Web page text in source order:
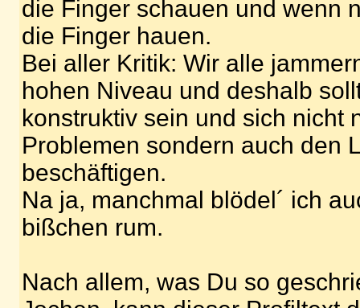
die Finger schauen und wenn
die Finger hauen.
Bei aller Kritik: Wir alle
hohen Niveau und deshalb
konstruktiv sein und sich nicht
Problemen sondern auch den
beschäftigen.
Na ja, manchmal blödel´ ich
bißchen rum.
Nach allem, was Du so